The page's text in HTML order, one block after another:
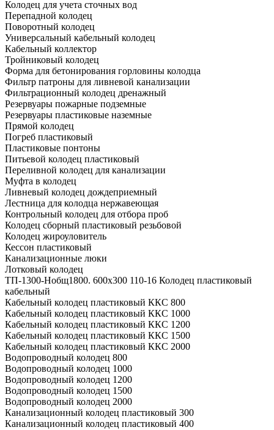
Колодец для учета сточных вод
Перепадной колодец
Поворотный колодец
Универсальный кабельный колодец
Кабельный коллектор
Тройниковый колодец
Форма для бетонирования горловины колодца
Фильтр патроны для ливневой канализации
Фильтрационный колодец дренажный
Резервуары пожарные подземные
Резервуары пластиковые наземные
Прямой колодец
Погреб пластиковый
Пластиковые понтоны
Питьевой колодец пластиковый
Переливной колодец для канализации
Муфта в колодец
Ливневый колодец дождеприемный
Лестница для колодца нержавеющая
Контрольный колодец для отбора проб
Колодец сборный пластиковый резьбовой
Колодец жироуловитель
Кессон пластиковый
Канализационные люки
Лотковый колодец
ТП-1300-Hобщ1800. 600х300 110-16 Колодец пластиковый
кабельный
Кабельный колодец пластиковый ККС 800
Кабельный колодец пластиковый ККС 1000
Кабельный колодец пластиковый ККС 1200
Кабельный колодец пластиковый ККС 1500
Кабельный колодец пластиковый ККС 2000
Водопроводный колодец 800
Водопроводный колодец 1000
Водопроводный колодец 1200
Водопроводный колодец 1500
Водопроводный колодец 2000
Канализационный колодец пластиковый 300
Канализационный колодец пластиковый 400